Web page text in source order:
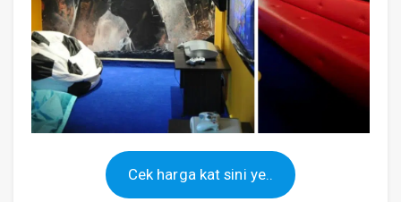
Cek harga kat sini ye..